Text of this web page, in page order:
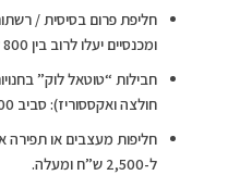
חליפת פרום בסיסית /
ומכנסיים יעלו לרוב בין 800 ל-1,100 ש”ח.
חבילות “טוטאל לוק”
חולצה ואקססוריז): סביב 1,300 עד 1,650 ש”ח.
חליפות מעצבים או תפירה
ל-2,500 ש”ח ומעלה.